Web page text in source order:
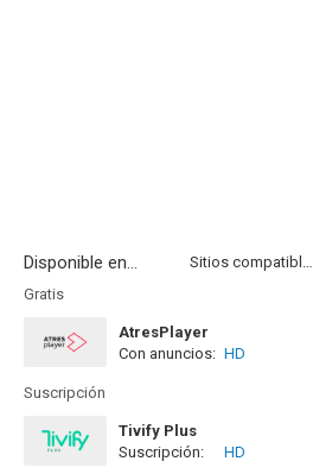
Disponible en...
Sitios compatibles
Gratis
AtresPlayer
Con anuncios: HD
Suscripción
Tivify Plus
Disponible hasta el Sab, 15 Ago
Suscripción: HD